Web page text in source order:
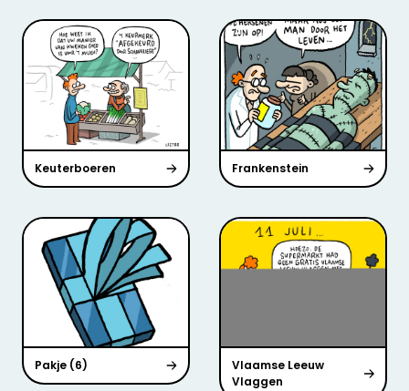
Keuterboeren Frankenstein
Pakje (6)
Vlaamse Leeuw
Vlaggen